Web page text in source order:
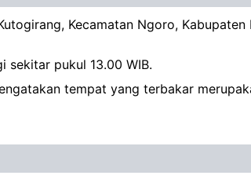
Kecamatan Ngoro,
sekitar pukul 13.00 WIB.
tempat yang terbakar